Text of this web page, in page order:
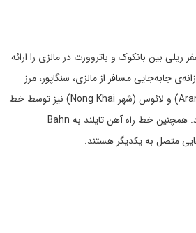
ریلی بین بانکوک و باتروورت در مالزی را ارائه
جابه‌جایی مسافر از مالزی، سنگاپور، مرز
کامبوج (در شهر Aranyaprathet) و لائوس (شهر Nong Khai) نیز توسط خط
راه آهن تایلند انجام می‌پذیرد. همچنین خط راه آهن تایلند به Bahn